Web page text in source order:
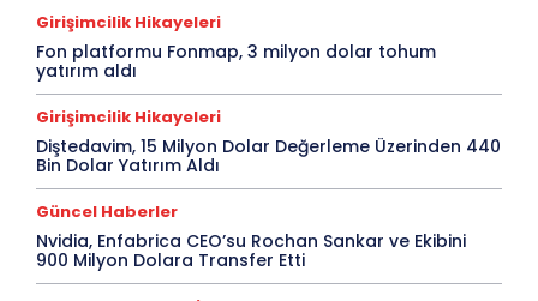
Girişimcilik Hikayeleri
Fon platformu Fonmap, 3 milyon dolar tohum
yatırım aldı
Girişimcilik Hikayeleri
Diştedavim, 15 Milyon Dolar Değerleme Üzerinden 440
Bin Dolar Yatırım Aldı
Güncel Haberler
Nvidia, Enfabrica CEO’su Rochan Sankar ve Ekibini
900 Milyon Dolara Transfer Etti